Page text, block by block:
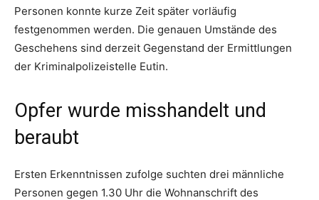
Personen konnte kurze Zeit später vorläufig
festgenommen werden. Die genauen Umstände des
Geschehens sind derzeit Gegenstand der Ermittlungen
der Kriminalpolizeistelle Eutin.
Opfer wurde misshandelt und
beraubt
Ersten Erkenntnissen zufolge suchten drei männliche
Personen gegen 1.30 Uhr die Wohnanschrift des